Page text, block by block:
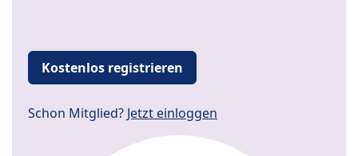
Kostenlos registrieren
Schon Mitglied? Jetzt einloggen